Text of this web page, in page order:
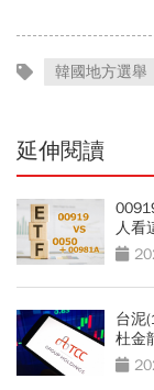
韓國地方選舉
延伸閱讀
人看
台泥
杜金